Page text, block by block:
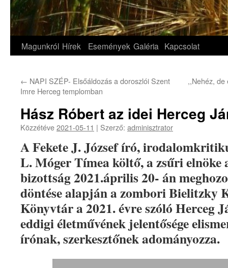
Magunkról Hírek Események Galéria Kapcsolat
← NAPI SZÉP- Elsőáldozás a doroszlói Szent
Imre Herceg templomban
,,Nehéz, de
Hász Róbert az idei Herceg
Közzétéve2021-05-11 | Szerző: adminisztrator
A Fekete J. József író,
L. Móger Tímea költő, a zsűri
bizottság 2021.április 20- án
döntése alapján a zombori Bielitzky
Könyvtár a 2021. évre szóló Herceg
eddigi életművének jelentősége
írónak, szerkesztőnek adományozza.